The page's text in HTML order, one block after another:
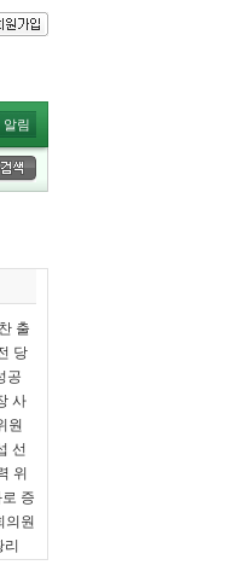
알림
출
당
공
사
원
선
위
증
의원